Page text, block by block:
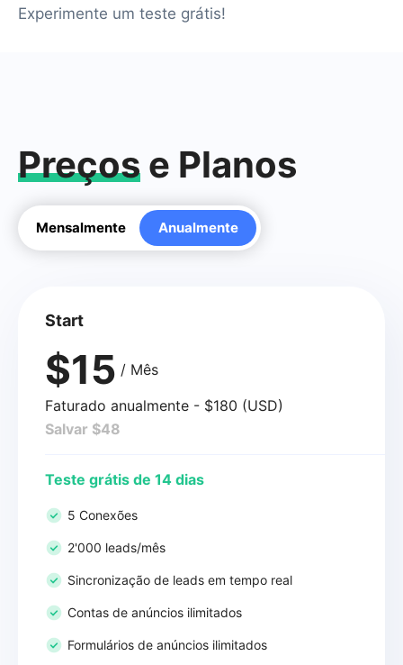
Experimente um teste grátis!
Preços e Planos
Mensalmente Anualmente
Start
$15 / Mês
Faturado anualmente - $180 (USD)
Salvar $48
Teste grátis de 14 dias
5 Conexões
2'000 leads/mês
Sincronização de leads em tempo real
Contas de anúncios ilimitados
Formulários de anúncios ilimitados